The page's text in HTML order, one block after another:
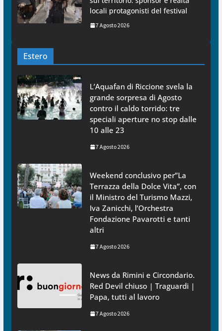
locali protagonisti del festival
7 Agosto 2026
Estero
L’Aquafan di Riccione svela la
grande sorpresa di Agosto
contro il caldo torrido: tre
speciali aperture no stop dalle
10 alle 23
7 Agosto 2026
Weekend conclusivo per”La
Terrazza della Dolce Vita”, con
il Ministro del Turismo Mazzi,
Iva Zanicchi, l’Orchestra
Fondazione Pavarotti e tanti
altri
7 Agosto 2026
News da Rimini e Circondario.
Red Devil chiuso | Traguardi |
Papa, tutti al lavoro
7 Agosto 2026